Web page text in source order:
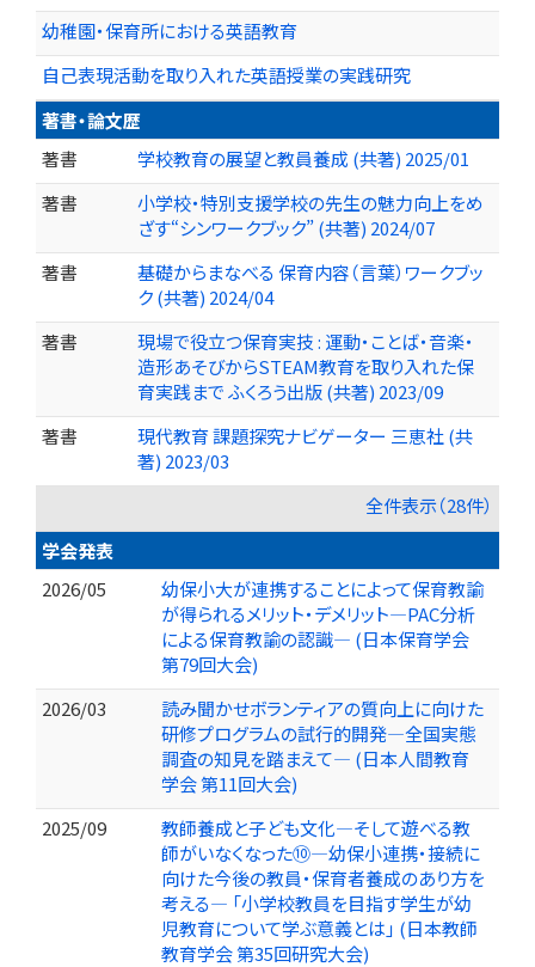
幼稚園・保育所における英語教育
自己表現活動を取り入れた英語授業の実践研究
著書・論文歴
著書
学校教育の展望と教員養成 (共著) 2025/01
著書
小学校・特別支援学校の先生の魅力向上をめ
ざす“シンワークブック” (共著) 2024/07
著書
基礎からまなべる 保育内容（言葉）ワークブッ
ク (共著) 2024/04
著書
現場で役立つ保育実技 : 運動・ことば・音楽・
造形あそびからSTEAM教育を取り入れた保
育実践まで ふくろう出版 (共著) 2023/09
著書
現代教育 課題探究ナビゲーター 三恵社 (共
著) 2023/03
全件表示（28件）
学会発表
2026/05
幼保小大が連携することによって保育教諭
が得られるメリット・デメリット―PAC分析
による保育教諭の認識― (日本保育学会
第79回大会)
2026/03
読み聞かせボランティアの質向上に向けた
研修プログラムの試行的開発―全国実態
調査の知見を踏まえて― (日本人間教育
学会 第11回大会)
2025/09
教師養成と子ども文化―そして遊べる教
師がいなくなった⑩―幼保小連携・接続に
向けた今後の教員・保育者養成のあり方を
考える― 「小学校教員を目指す学生が幼
児教育について学ぶ意義とは」 (日本教師
教育学会 第35回研究大会)